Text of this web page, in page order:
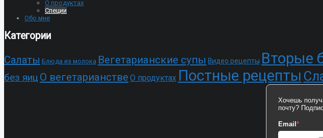
О продуктах
Специи
Обо мне
Категории
Cалаты Блюда из молока Вегетарианские супы Видео рецепты Вторые
без яиц О вегетарианстве О продуктах Постные рецепты
Хочешь
почту?
Email *